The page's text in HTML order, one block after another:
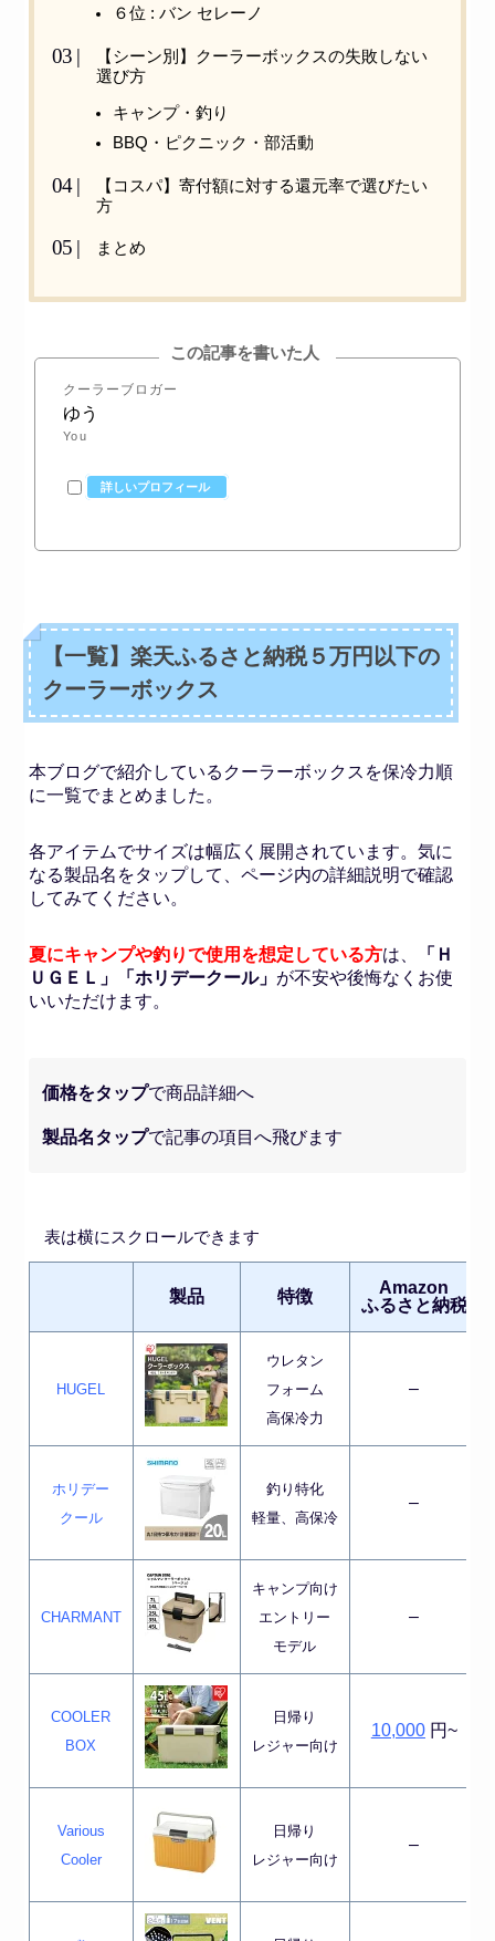
６位 : バン セレーノ
【シーン別】クーラーボックスの失敗しない
選び方
キャンプ・釣り
BBQ・ピクニック・部活動
【コスパ】寄付額に対する還元率で選びたい
方
まとめ
この記事を書いた人
クーラーブロガー
ゆう
You
詳しいプロフィール
【一覧】楽天ふるさと納税５万円以下の
クーラーボックス
本ブログで紹介しているクーラーボックスを保冷力順
に一覧でまとめました。
各アイテムでサイズは幅広く展開されています。気に
なる製品名をタップして、ページ内の詳細説明で確認
してみてください。
夏にキャンプや釣りで使用を想定している方は、
「Ｈ
ＵＧＥＬ」「ホリデークール」 が不安や後悔なくお使
いいただけます。
価格をタップで商品詳細へ
製品名タップで記事の項目へ飛びます
表は横にスクロールできます
製品 特徴
Amazon
ふるさと納税
HUGEL
ウレタン
フォーム
高保冷力
–
ホリデー
クール
釣り特化
軽量、高保冷
–
CHARMANT
キャンプ向け
エントリー
モデル
–
COOLER
BOX
日帰り
レジャー向け
10,000円~
Various
Cooler
日帰り
レジャー向け
–